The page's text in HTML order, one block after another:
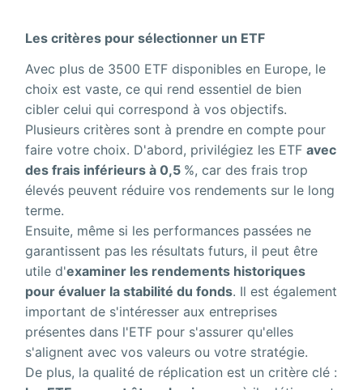
Les critères pour sélectionner un ETF
Avec plus de 3500 ETF disponibles en Europe, le
choix est vaste, ce qui rend essentiel de bien
cibler celui qui correspond à vos objectifs.
Plusieurs critères sont à prendre en compte pour
faire votre choix. D'abord, privilégiez les ETFavec
des frais inférieurs à 0,5 %, car des frais trop
élevés peuvent réduire vos rendements sur le long
terme.
Ensuite, même si les performances passées ne
garantissent pas les résultats futurs, il peut être
utile d'examiner les rendements historiques
pour évaluer la stabilité du fonds. Il est également
important de s'intéresser aux entreprises
présentes dans l'ETF pour s'assurer qu'elles
s'alignent avec vos valeurs ou votre stratégie.
De plus, la qualité de réplication est un critère clé :